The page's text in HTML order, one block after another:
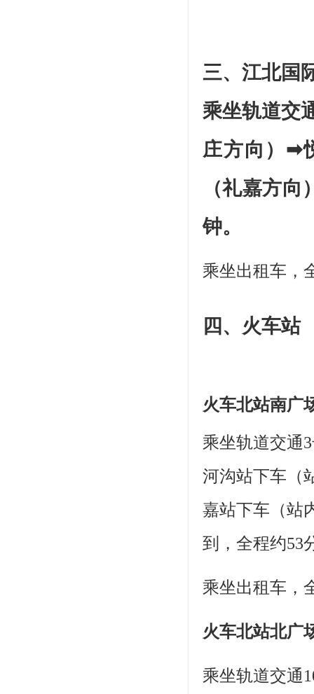
三、江北国
乘坐轨道交
庄方向）➡
（礼嘉方
钟。
乘坐出租车，
四、火车站
火车北站南广
乘坐轨道交通
河沟站下车（
嘉站下车（站
到，全程约53
乘坐出租车，
火车北站北广
乘坐轨道交通